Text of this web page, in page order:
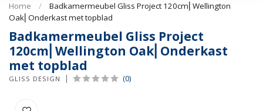
Home /
Badkamermeubel Gliss Project 120cm⎢Wellington
Oak⎢Onderkast met topblad
Badkamermeubel Gliss Project
120cm⎢Wellington Oak⎢Onderkast
met topblad
GLISS DESIGN (0)